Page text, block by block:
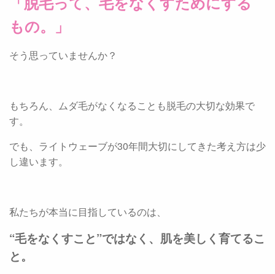
もの。」
そう思っていませんか？
もちろん、ムダ毛がなくなることも脱毛の大切な効果で
す。
でも、ライトウェーブが30年間大切にしてきた考え方は少
し違います。
私たちが本当に目指しているのは、
“毛をなくすこと”ではなく、肌を美しく育てるこ
と。